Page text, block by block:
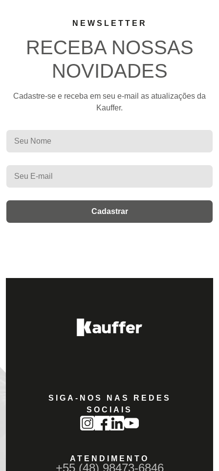
NEWSLETTER
RECEBA NOSSAS
NOVIDADES
Cadastre-se e receba em seu e-mail as atualizações da
Kauffer.
SIGA-NOS NAS REDES
SOCIAIS
ATENDIMENTO
+55 (48) 98473-6846